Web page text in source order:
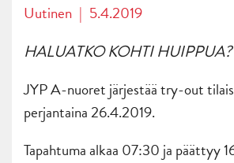
Uutinen | 5.4.2019
HALUATKO KOHTI HUIPPUA?
JYP A-nuoret järjestää try-out
perjantaina 26.4.2019.
Tapahtuma alkaa 07:30 ja päättyy